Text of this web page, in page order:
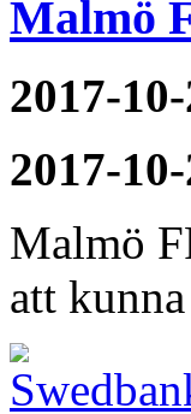
Malmö
2017-
2017-
Malmö
att